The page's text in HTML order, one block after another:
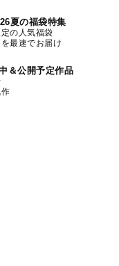
夏の福袋特集
の人気福袋
最速でお届け
＆公開予定作品